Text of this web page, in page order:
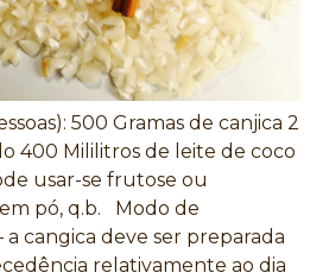
500 Gramas de canjica 2
400 Mililitros de leite de coco
usar-se frutose ou
pó, q.b. Modo de
a cangica deve ser preparada
relativamente ao dia